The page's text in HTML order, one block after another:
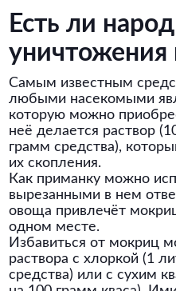
Есть ли
уничтожения
Самым известным
любыми насекомыми
которую можно
неё делается раствор
грамм средства),
их скопления.
Как приманку можно
вырезанными в нем
овоща привлечёт
одном месте.
Избавиться от мокриц
раствора с хлоркой (1
средства) или с сухим